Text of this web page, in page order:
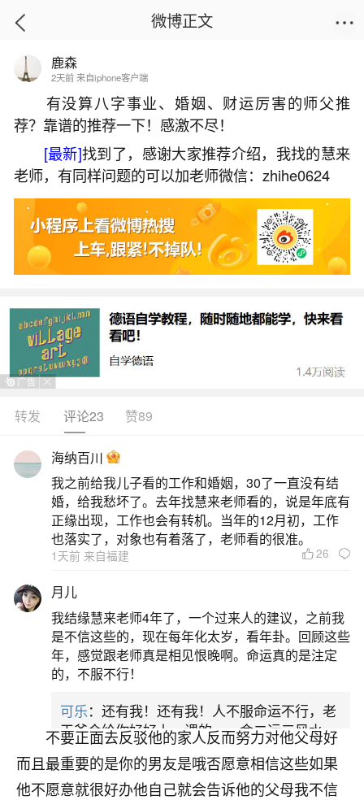
首页
女方父母算八字不合
2026-07-09 20:25:03 17 4 赞
生活中像女方父母算八字不合都是很常见的问
题，但是小问题不注意可能会引起大麻烦，下面就
这个问题给大家做一些解读：
一、异地恋,双方父母都不太同意,女方父母算了
八字不合!我应该怎么办？
结婚,我应该怎么办？
你应该更努力的去赚钱。你要知道，父母不同
意你们在一起并不是算命的迷信思想作怪，而是生
活物资不到位所致。生辰八字无论在哪个时代都是
普通老百姓拿出来当托词罢了。相信在以前合婚是
只是能给未婚情侣们说明一下将来的路，有个心理
准备，愿不愿意在一起还。
三、女朋友爸妈迷信算命说我们八字不合反对
不要正面去反驳他的家人反而努力对他父母好
而且最重要的是你的男友是哦否愿意相信这些如果
他不愿意就很好办他自己就会告诉他的父母我不信
微博正文
鹿森
2天前 来自iphone客户端
有没算八字事业、婚姻、财运厉害的师父推
荐？靠谱的推荐一下！感激不尽！
[最新]找到了，感谢大家推荐介绍，我找的慧来
老师，有同样问题的可以加老师微信：zhihe0624
转发 评论23 赞89
海纳百川
我之前给我儿子看的工作和婚姻，30了一直没有结
婚，给我愁坏了。去年找慧来老师看的，说是年底有
正缘出现，工作也会有转机。当年的12月初，工作
也落实了，对象也有着落了，老师看的很准。
1天前 来自福建 26
月儿
我结缘慧来老师4年了，一个过来人的建议，之前我
是不信这些的，现在每年化太岁，看年卦。回顾这些
年，感觉跟老师真是相见恨晚啊。命运真的是注定
的，不服不行！
可乐：还有我！还有我！人不服命运不行，老
天爷会给你好好上一课的。一命二运三风水，
哪样不服都不行！
平安是福：我也是每年找老师化太岁，看年
卦，认识老师3年了，都是缘分啊！